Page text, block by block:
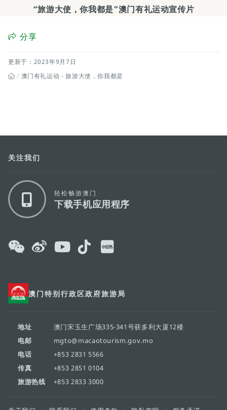
“旅游大使，你我都是”澳门有礼运动宣传片
分享
更新于：2023年9月7日
澳门有礼运动 - 旅游大使，你我都是
澳门特别行政区政府旅游局
地址
澳门宋玉生广场335-341号获多利大厦12楼
电邮
mgto@macaotourism.gov.mo
电话
+853 2831 5566
传真
+853 2851 0104
旅游热线
+853 2833 3000
关注我们
轻松畅游澳门
下载手机应用程序